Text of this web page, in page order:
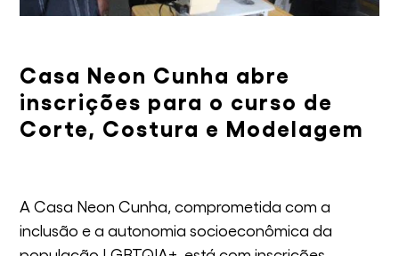
Casa Neon Cunha abre
inscrições para o curso de
Corte, Costura e Modelagem
A Casa Neon Cunha, comprometida com a
inclusão e a autonomia socioeconômica da